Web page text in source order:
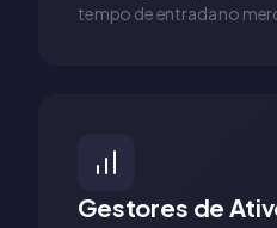
tempo de entrada no
Gestores de